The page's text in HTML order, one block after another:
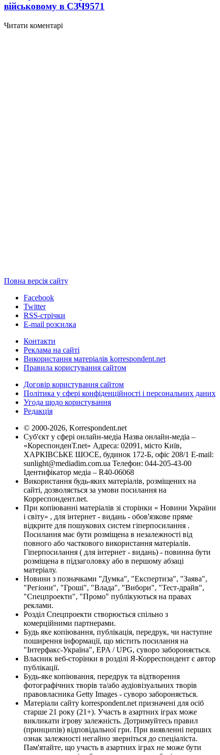
військовому в СЗЧ9571
Читати коментарі
Повна версія сайту
Facebook
Twitter
RSS-стрічки
E-mail розсилка
Контакти
Реклама на сайті
Використання матеріалів korrespondent.net
Правила користування сайтом
Договір користування сайтом
Політика у сфері конфіденційності і персональних даних
Угода щодо користування
Редакція
© 2000-2026, Korrespondent.net
Суб'єкт у сфері онлайн-медіа Назва онлайн-медіа –
«КореспонденТ.net» Адреса: 02091, місто Київ,
ХАРКІВСЬКЕ ШОСЕ, будинок 172-Б, офіс 208/1 E-mail:
sunlight@mediadim.com.ua Телефон: 044-205-43-00
Ідентифікатор медіа – R40-06068
Використання будь-яких матеріалів, розміщених на
сайті, дозволяється за умови посилання на
Корреспондент.net.
При копіюванні матеріалів зі сторінки « Новини України
і світу» , для інтернет - видань - обов'язкове пряме
відкрите для пошукових систем гіперпосилання .
Посилання має бути розміщена в незалежності від
повного або часткового використання матеріалів.
Гіперпосилання ( для інтернет - видань) - повинна бути
розміщена в підзаголовку або в першому абзаці
матеріалу.
Новини з позначками "Думка", "Експертиза", "Заява",
"Регіони", "Гроші", "Влада", "Вибори", "Тест-драйв",
"Спецпроекти", "Промо" публікуються на правах
реклами.
Розділ Спецпроекти створюється спільно з
комерційними партнерами.
Будь яке копіювання, публікація, передрук, чи наступне
поширення інформації, що містить посилання на
"Інтерфакс-Україна", EPA / UPG, суворо забороняється.
Власник веб-сторінки в розділі Я-Корреспондент є автор
публікації.
Будь-яке копіювання, передрук та відтворення
фотографічних творів та/або аудіовізуальних творів
правовласника Getty Images - суворо забороняється.
Матеріали сайту korrespondent.net призначені для осіб
старше 21 року (21+). Участь в азартних іграх може
викликати ігрову залежність. Дотримуйтесь правил
(принципів) відповідальної гри. При виявленні перших
ознак залежності негайно зверніться до спеціаліста.
Пам'ятайте, що участь в азартних іграх не може бути